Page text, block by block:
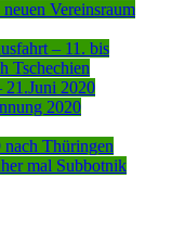
Vereinsraum
– 11. bis
Tschechien
21.Juni 2020
2020
nach Thüringen
mal Subbotnik